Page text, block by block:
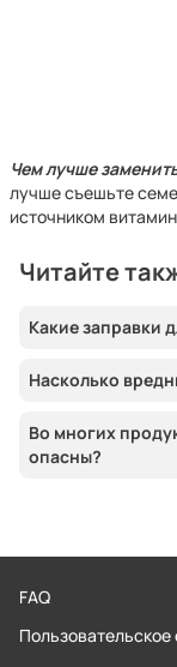
Чем лучше
лучше съешьте
источником
Читайте
Какие заправки
Насколько
Во многих
опасны?
FAQ